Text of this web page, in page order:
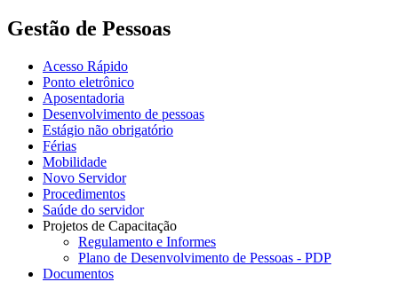
Gestão de Pessoas
Acesso Rápido
Ponto eletrônico
Aposentadoria
Desenvolvimento de pessoas
Estágio não obrigatório
Férias
Mobilidade
Novo Servidor
Procedimentos
Saúde do servidor
Projetos de Capacitação
Regulamento e Informes
Plano de Desenvolvimento de Pessoas - PDP
Documentos